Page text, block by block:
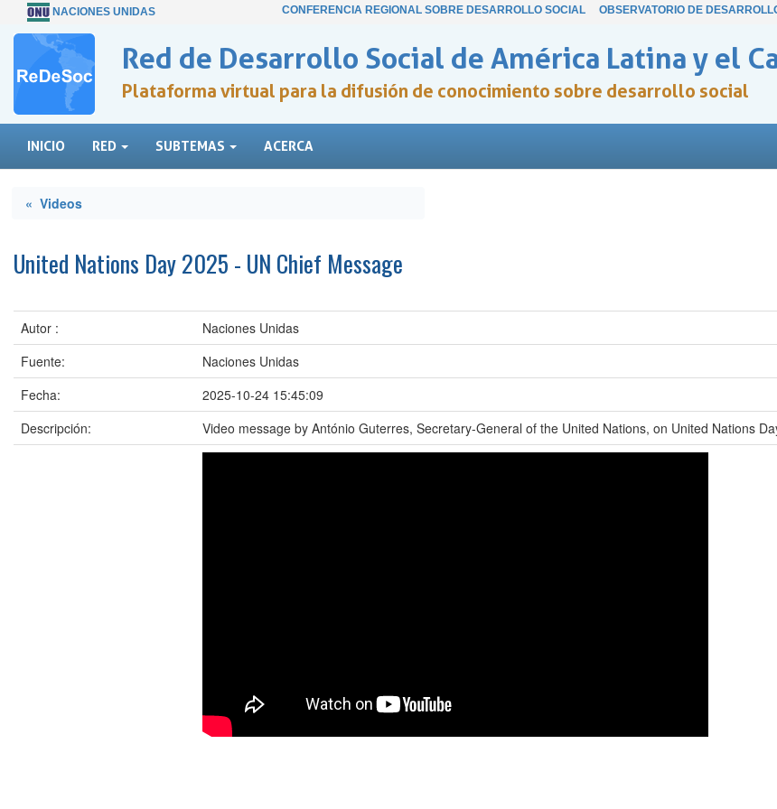
NACIONES UNIDAS CONFERENCIA REGIONAL SOBRE DESARROLLO SOCIAL OBSERVATORIO DE
Red de Desarrollo Social de América Latina y el
Plataforma virtual para la difusión de conocimiento sobre desarrollo social
INICIO RED SUBTEMAS ACERCA
« Videos
United Nations Day 2025 - UN Chief Message
Autor :
Naciones Unidas
Fuente:
Naciones Unidas
Fecha:
2025-10-24 15:45:09
Descripción:
Video message by António Guterres, Secretary-General of the United Nations, on United Nations